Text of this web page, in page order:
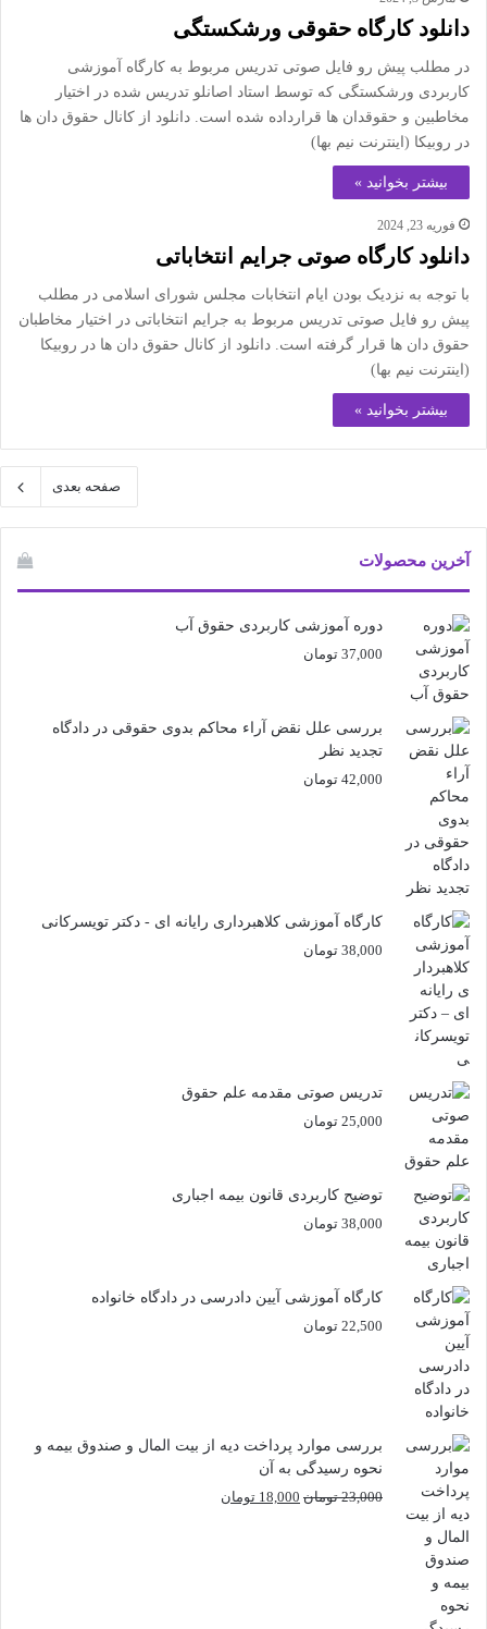
دانلود کارگاه حقوقی ورشکستگی
در مطلب پیش رو فایل صوتی تدریس مربوط به کارگاه آموزشی
کاربردی ورشکستگی که توسط استاد اصانلو تدریس شده در اختیار
مخاطبین و حقوقدان ها قرارداده شده است. دانلود از کانال حقوق دان ها
در روبیکا (اینترنت نیم بها)
بیشتر بخوانید »
فوریه 23, 2024
دانلود کارگاه صوتی جرایم انتخاباتی
با توجه به نزدیک بودن ایام انتخابات مجلس شورای اسلامی در مطلب
پیش رو فایل صوتی تدریس مربوط به جرایم انتخاباتی در اختیار مخاطبان
حقوق دان ها قرار گرفته است. دانلود از کانال حقوق دان ها در روبیکا
(اینترنت نیم بها)
بیشتر بخوانید »
صفحه بعدی
آخرین محصولات
دوره آموزشی کاربردی حقوق آب
37,000 تومان
بررسی علل نقض آراء محاکم بدوی حقوقی در دادگاه
تجدید نظر
42,000 تومان
کارگاه آموزشی کلاهبرداری رایانه ای - دکتر تویسرکانی
38,000 تومان
تدریس صوتی مقدمه علم حقوق
25,000 تومان
توضیح کاربردی قانون بیمه اجباری
38,000 تومان
کارگاه آموزشی آیین دادرسی در دادگاه خانواده
22,500 تومان
بررسی موارد پرداخت دیه از بیت المال و صندوق بیمه و
نحوه رسیدگی به آن
23,000 تومان قیمت
18,000 تومان